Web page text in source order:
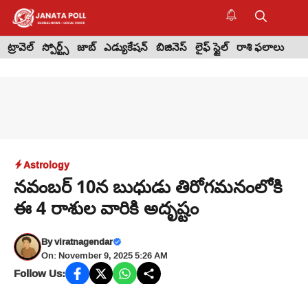
Skip
content
ట్రావెల్ స్పోర్ట్స్ జాబ్ ఎడ్యుకేషన్ బిజినెస్ లైఫ్ స్టైల్ రాశి ఫలాలు
Astrology
నవంబర్ 10న బుధుడు తిరోగమనంలోకి
ఈ 4 రాశుల వారికి అదృష్టం
Byviratnagendar
On: November 9, 2025 5:26 AM
Follow Us: